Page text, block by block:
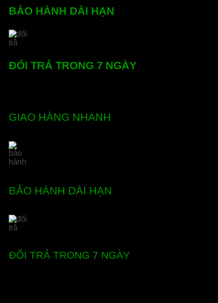
BẢO HÀNH DÀI HẠN
ĐỔI TRẢ TRONG 7 NGÀY
GIAO HÀNG NHANH
BẢO HÀNH DÀI HẠN
ĐỔI TRẢ TRONG 7 NGÀY